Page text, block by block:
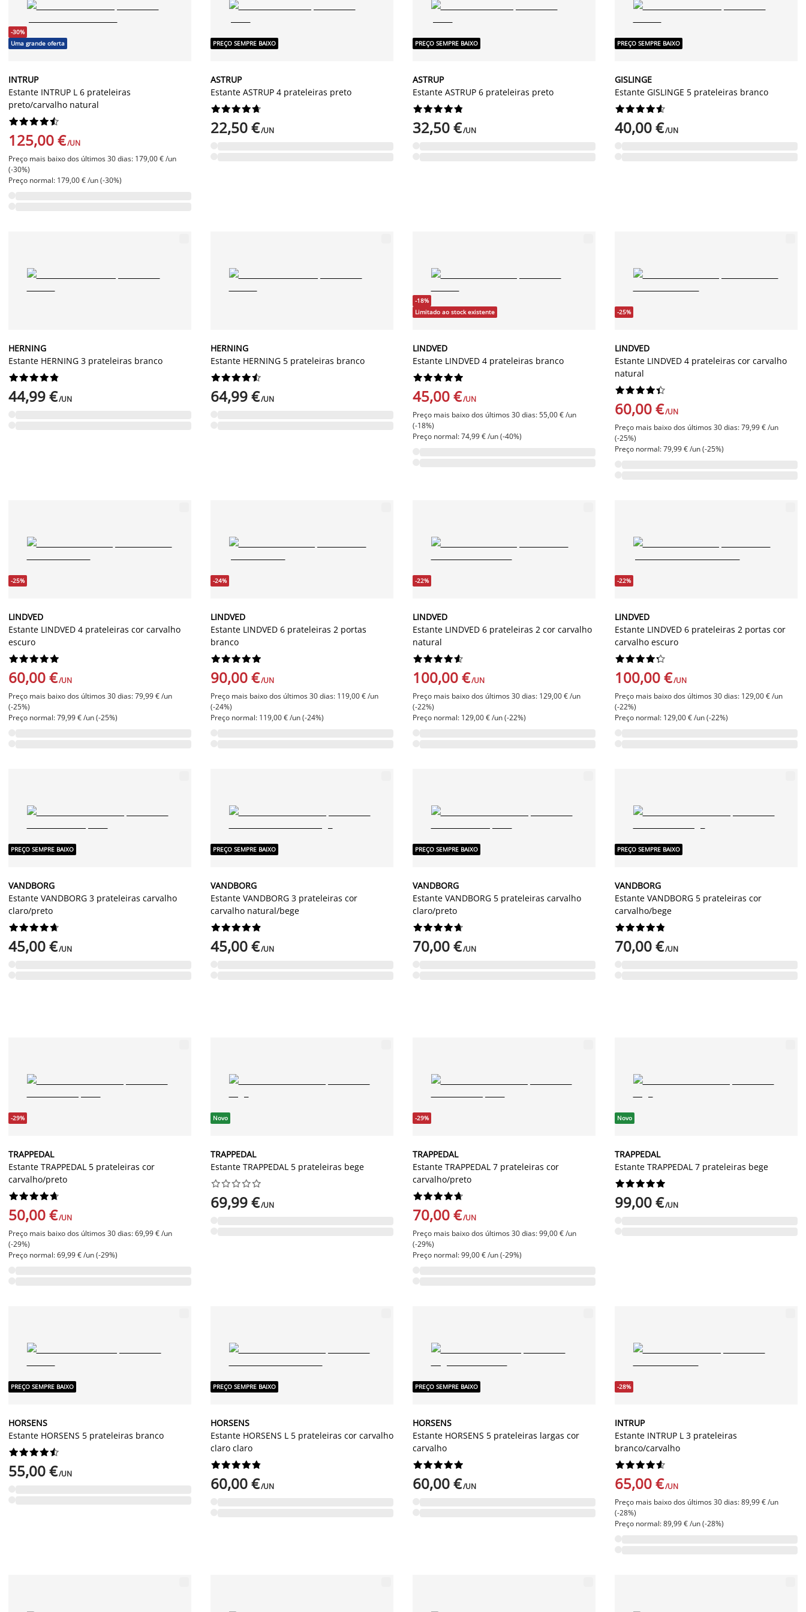
-30%
Uma grande oferta
INTRUP
Estante INTRUP L 6 prateleiras
preto/carvalho natural






125,00 €/UN
Preço mais baixo dos últimos 30 dias: 179,00 € /un
(-30%)
Preço normal: 179,00 € /un (-30%)
PREÇO SEMPRE BAIXO
ASTRUP
Estante ASTRUP 4 prateleiras preto






22,50 €/UN
PREÇO SEMPRE BAIXO
ASTRUP
Estante ASTRUP 6 prateleiras preto






32,50 €/UN
PREÇO SEMPRE BAIXO
GISLINGE
Estante GISLINGE 5 prateleiras branco






40,00 €/UN
HERNING
Estante HERNING 3 prateleiras branco






44,99 €/UN
HERNING
Estante HERNING 5 prateleiras branco






64,99 €/UN
-18%
Limitado ao stock existente
LINDVED
Estante LINDVED 4 prateleiras branco






45,00 €/UN
Preço mais baixo dos últimos 30 dias: 55,00 € /un
(-18%)
Preço normal: 74,99 € /un (-40%)
-25%
LINDVED
Estante LINDVED 4 prateleiras cor carvalho
natural






60,00 €/UN
Preço mais baixo dos últimos 30 dias: 79,99 € /un
(-25%)
Preço normal: 79,99 € /un (-25%)
-25%
LINDVED
Estante LINDVED 4 prateleiras cor carvalho
escuro






60,00 €/UN
Preço mais baixo dos últimos 30 dias: 79,99 € /un
(-25%)
Preço normal: 79,99 € /un (-25%)
-24%
LINDVED
Estante LINDVED 6 prateleiras 2 portas
branco






90,00 €/UN
Preço mais baixo dos últimos 30 dias: 119,00 € /un
(-24%)
Preço normal: 119,00 € /un (-24%)
-22%
LINDVED
Estante LINDVED 6 prateleiras 2 cor carvalho
natural






100,00 €/UN
Preço mais baixo dos últimos 30 dias: 129,00 € /un
(-22%)
Preço normal: 129,00 € /un (-22%)
-22%
LINDVED
Estante LINDVED 6 prateleiras 2 portas cor
carvalho escuro






100,00 €/UN
Preço mais baixo dos últimos 30 dias: 129,00 € /un
(-22%)
Preço normal: 129,00 € /un (-22%)
PREÇO SEMPRE BAIXO
VANDBORG
Estante VANDBORG 3 prateleiras carvalho
claro/preto






45,00 €/UN
PREÇO SEMPRE BAIXO
VANDBORG
Estante VANDBORG 3 prateleiras cor
carvalho natural/bege






45,00 €/UN
PREÇO SEMPRE BAIXO
VANDBORG
Estante VANDBORG 5 prateleiras carvalho
claro/preto






70,00 €/UN
PREÇO SEMPRE BAIXO
VANDBORG
Estante VANDBORG 5 prateleiras cor
carvalho/bege






70,00 €/UN
-29%
TRAPPEDAL
Estante TRAPPEDAL 5 prateleiras cor
carvalho/preto






50,00 €/UN
Preço mais baixo dos últimos 30 dias: 69,99 € /un
(-29%)
Preço normal: 69,99 € /un (-29%)
Novo
TRAPPEDAL
Estante TRAPPEDAL 5 prateleiras bege






69,99 €/UN
-29%
TRAPPEDAL
Estante TRAPPEDAL 7 prateleiras cor
carvalho/preto






70,00 €/UN
Preço mais baixo dos últimos 30 dias: 99,00 € /un
(-29%)
Preço normal: 99,00 € /un (-29%)
Novo
TRAPPEDAL
Estante TRAPPEDAL 7 prateleiras bege






99,00 €/UN
PREÇO SEMPRE BAIXO
HORSENS
Estante HORSENS 5 prateleiras branco






55,00 €/UN
PREÇO SEMPRE BAIXO
HORSENS
Estante HORSENS L 5 prateleiras cor carvalho
claro claro






60,00 €/UN
PREÇO SEMPRE BAIXO
HORSENS
Estante HORSENS 5 prateleiras largas cor
carvalho






60,00 €/UN
-28%
INTRUP
Estante INTRUP L 3 prateleiras
branco/carvalho






65,00 €/UN
Preço mais baixo dos últimos 30 dias: 89,99 € /un
(-28%)
Preço normal: 89,99 € /un (-28%)